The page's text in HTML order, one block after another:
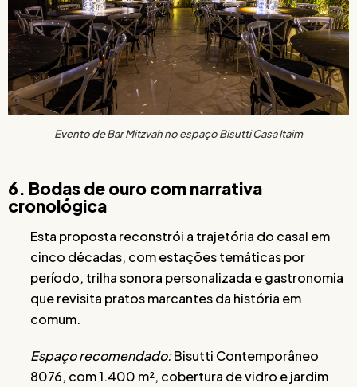
Evento de Bar Mitzvah no espaço Bisutti Casa Itaim
6. Bodas de ouro com narrativa
cronológica
Esta proposta reconstrói a trajetória do casal em
cinco décadas, com estações temáticas por
período, trilha sonora personalizada e gastronomia
que revisita pratos marcantes da história em
comum.
Espaço recomendado:Bisutti Contemporâneo
8076, com 1.400 m², cobertura de vidro e jardim